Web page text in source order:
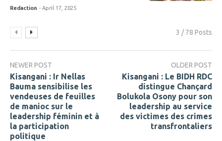
Redaction - April 17, 2025
3 / 78 Posts
NEWER POST
Kisangani : Ir Nellas
Bauma sensibilise les
vendeuses de feuilles
de manioc sur le
leadership féminin et à
la participation
politique
OLDER POST
Kisangani : Le BIDH RDC
distingue Chançard
Bolukola Osony pour son
leadership au service
des victimes des crimes
transfrontaliers